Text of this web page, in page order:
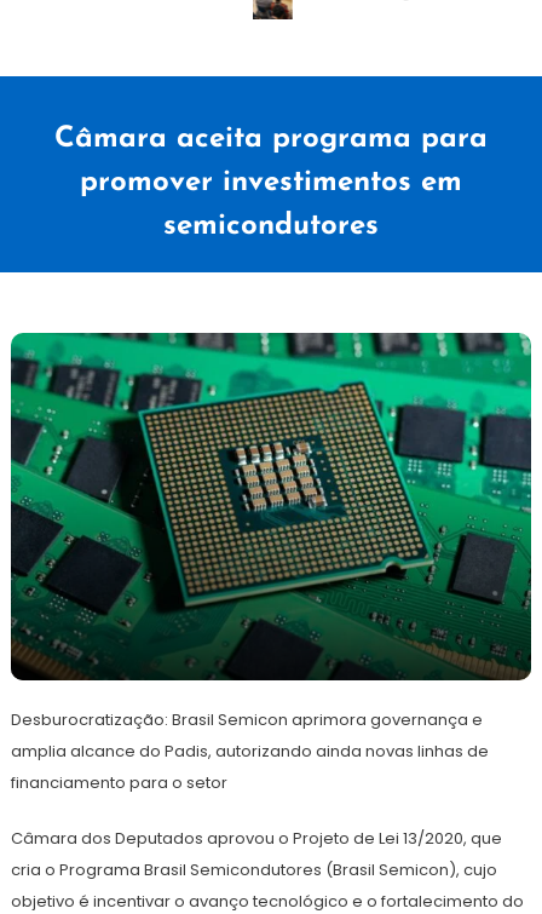
Câmara aceita programa para
promover investimentos em
semicondutores
21
junho
de
Redação
Desburocratização: Brasil Semicon aprimora governança e
amplia alcance do Padis, autorizando ainda novas linhas de
financiamento para o setor
Câmara dos Deputados aprovou o Projeto de Lei 13/2020, que
cria o Programa Brasil Semicondutores (Brasil Semicon), cujo
objetivo é incentivar o avanço tecnológico e o fortalecimento do